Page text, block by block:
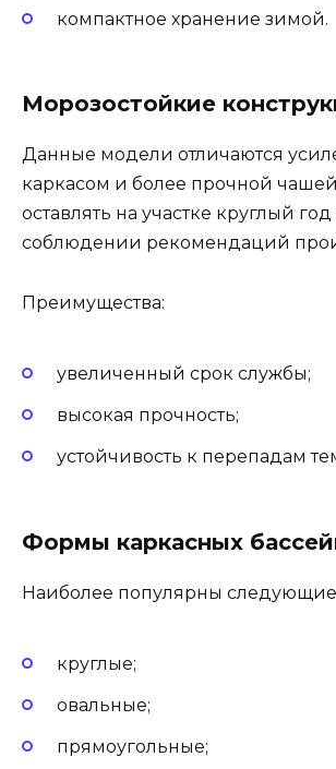
компактное хранение зимой.
Морозостойкие
Данные модели отличаются
каркасом и более прочной
оставлять на участке круглый
соблюдении рекомендаций
Преимущества:
увеличенный срок службы;
высокая прочность;
устойчивость к перепадам
Формы каркасных
Наиболее популярны
круглые;
овальные;
прямоугольные;